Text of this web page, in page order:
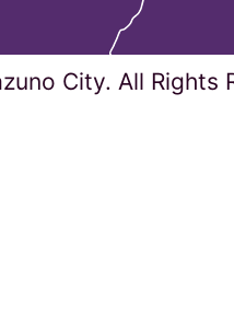
City. All Rights